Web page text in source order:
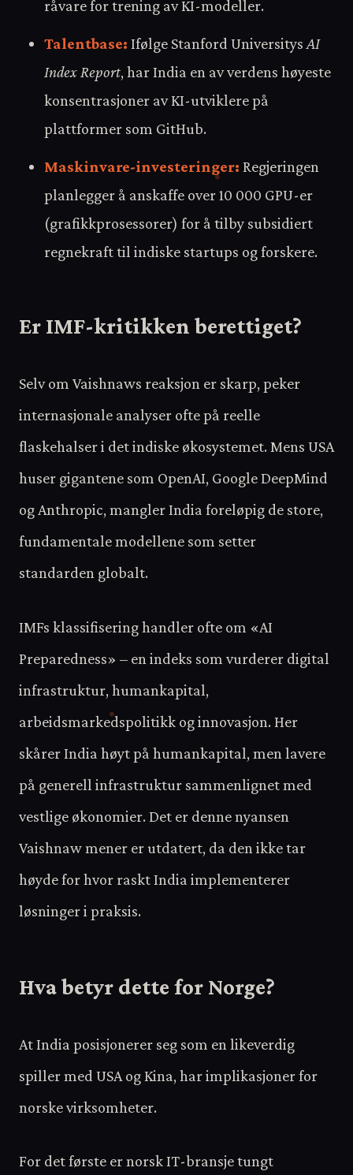
råvare for trening av KI-modeller.
Talentbase: Ifølge Stanford Universitys AI
Index Report, har India en av verdens høyeste
konsentrasjoner av KI-utviklere på
plattformer som GitHub.
Maskinvare-investeringer: Regjeringen
planlegger å anskaffe over 10 000 GPU-er
(grafikkprosessorer) for å tilby subsidiert
regnekraft til indiske startups og forskere.
Er IMF-kritikken berettiget?
Selv om Vaishnaws reaksjon er skarp, peker
internasjonale analyser ofte på reelle
flaskehalser i det indiske økosystemet. Mens USA
huser gigantene som OpenAI, Google DeepMind
og Anthropic, mangler India foreløpig de store,
fundamentale modellene som setter
standarden globalt.
IMFs klassifisering handler ofte om «AI
Preparedness» – en indeks som vurderer digital
infrastruktur, humankapital,
arbeidsmarkedspolitikk og innovasjon. Her
skårer India høyt på humankapital, men lavere
på generell infrastruktur sammenlignet med
vestlige økonomier. Det er denne nyansen
Vaishnaw mener er utdatert, da den ikke tar
høyde for hvor raskt India implementerer
løsninger i praksis.
Hva betyr dette for Norge?
At India posisjonerer seg som en likeverdig
spiller med USA og Kina, har implikasjoner for
norske virksomheter.
For det første er norsk IT-bransje tungt